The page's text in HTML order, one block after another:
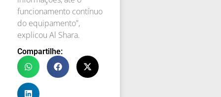
funcionamento contínuo
do equipamento”,
explicou Al Shara.
Compartilhe: